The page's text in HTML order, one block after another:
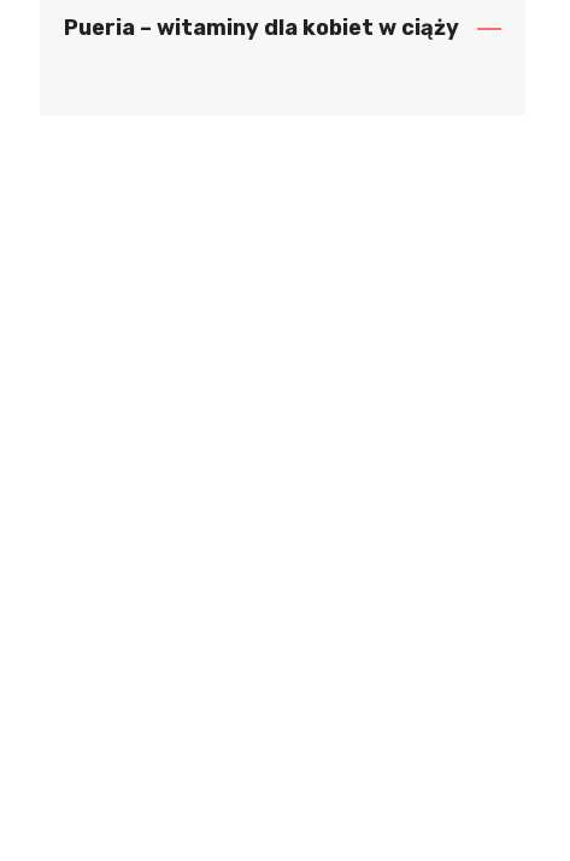
Pueria – witaminy dla kobiet w ciąży